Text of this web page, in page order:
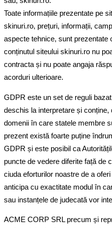
Toate informațiile prezentate pe
skinuri.ro, prețuri, informații,
aspecte tehnice, sunt prezentate
conținutul siteului skinuri.ro nu
contracta și nu poate angaja
acorduri ulterioare.
GDPR este un set de reguli
deschis la interpretare și
domenii în care statele membre
prezent există foarte puține
GDPR și este posibil ca
puncte de vedere diferite față de
ciuda eforturilor noastre de a
anticipa cu exactitate modul în
sau instanțele de judecată vor
ACME CORP SRL precum și